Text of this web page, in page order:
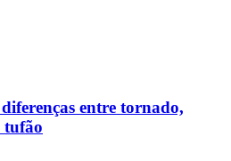
entre tornado,
tufão